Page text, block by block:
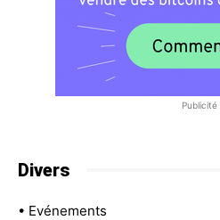
Publicité
Divers
• Evénements